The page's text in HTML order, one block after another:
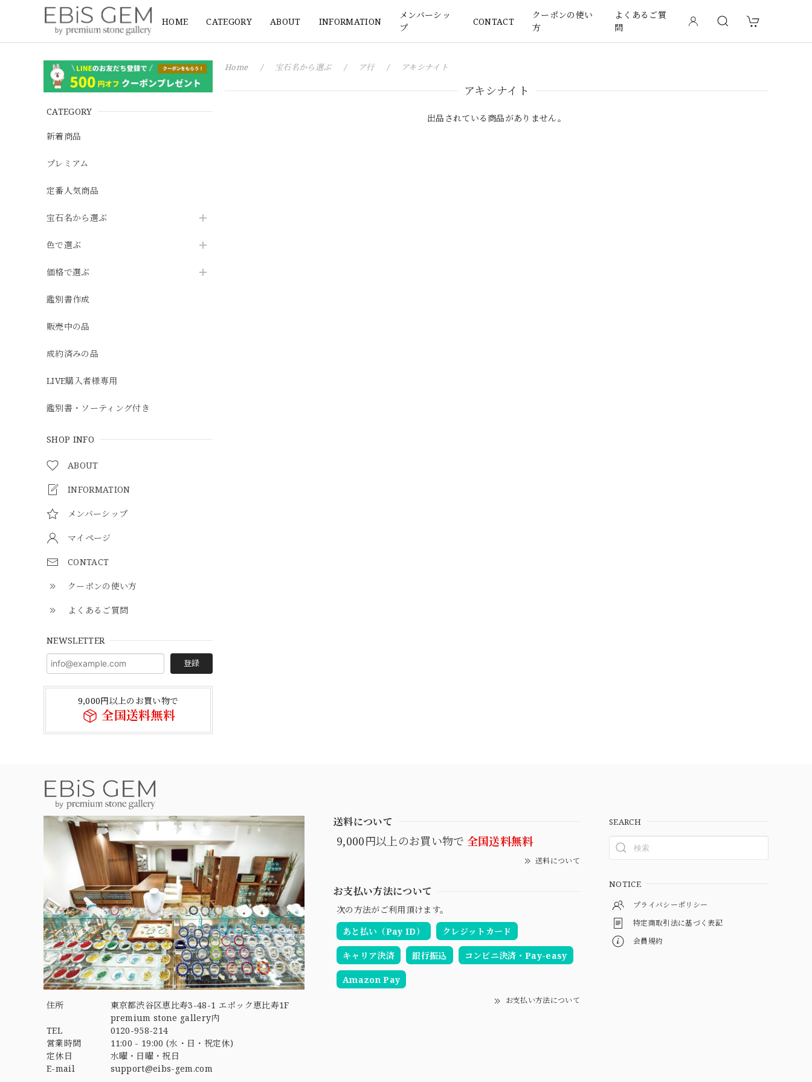
HOME CATEGORY ABOUT INFORMATION
メンバーシッ
プ
CONTACT
クーポンの使い
方
よくあるご質
問
CATEGORY
新着商品
プレミアム
定番人気商品
宝石名から選ぶ
色で選ぶ
価格で選ぶ
鑑別書作成
販売中の品
成約済みの品
LIVE購入者様専用
鑑別書・ソーティング付き
SHOP INFO
ABOUT
INFORMATION
メンバーシップ
マイページ
CONTACT
クーポンの使い方
よくあるご質問
NEWSLETTER
登録
9,000円以上のお買い物で
全国送料無料
Home 宝石名から選ぶ ア行 アキシナイト
アキシナイト
出品されている商品がありません。
住所
東京都渋谷区恵比寿3-48-1 エポック恵比寿1F
premium stone gallery内
TEL
0120-958-214
営業時間
11:00 - 19:00 (水・日・祝定休)
定休日
水曜・日曜・祝日
E-mail
support@eibs-gem.com
送料について
9,000円以上のお買い物で 全国送料無料
送料について
お支払い方法について
次の方法がご利用頂けます。
あと払い（Pay ID）
クレジットカード
キャリア決済 銀行振込 コンビニ決済・Pay-easy
Amazon Pay
お支払い方法について
SEARCH
NOTICE
プライバシーポリシー
特定商取引法に基づく表記
会員規約